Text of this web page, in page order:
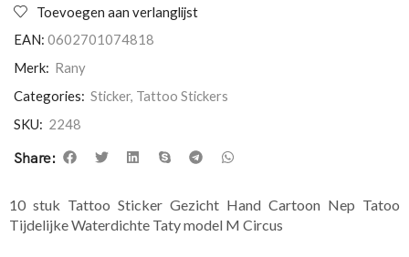
Toevoegen aan verlanglijst
EAN: 0602701074818
Merk: Rany
Categories: Sticker, Tattoo Stickers
SKU: 2248
Share:
10 stuk Tattoo Sticker Gezicht Hand Cartoon Nep Tatoo
Tijdelijke Waterdichte Taty model M Circus